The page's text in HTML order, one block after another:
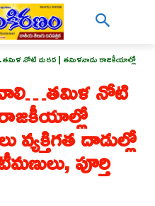
నోటి దురద | తమిళనాడు రాజకీయాల్లో
నోటి
వ్యక్తిగత దాడుల్లో
పూర్తి